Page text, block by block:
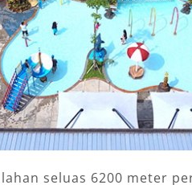
seluas 6200 meter